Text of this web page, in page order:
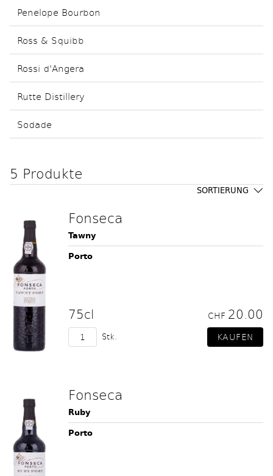
Penelope Bourbon
Ross & Squibb
Rossi d'Angera
Rutte Distillery
Sodade
5 Produkte
SORTIERUNG
Fonseca
Tawny
Porto
75cl CHF 20.00
Stk.
Fonseca
Ruby
Porto